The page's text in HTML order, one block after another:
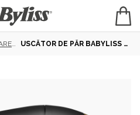
USCĂTOARE USCĂTOR DE PĂR BABYLISS 6704E